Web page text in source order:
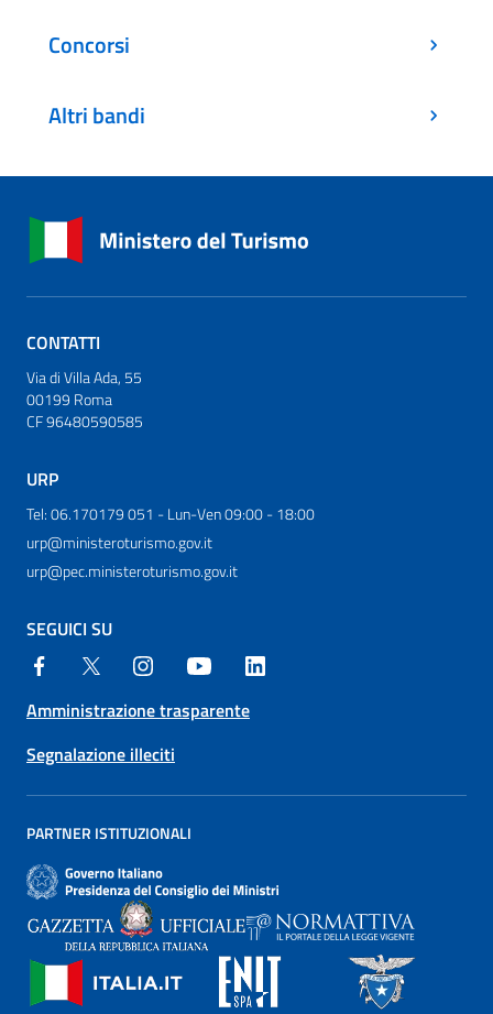
Concorsi
Altri bandi
CONTATTI
Via di Villa Ada, 55
00199 Roma
CF 96480590585
URP
Tel: 06.170179 051 - Lun-Ven 09:00 - 18:00
urp@ministeroturismo.gov.it
urp@pec.ministeroturismo.gov.it
SEGUICI SU
Amministrazione trasparente
Segnalazione illeciti
PARTNER ISTITUZIONALI